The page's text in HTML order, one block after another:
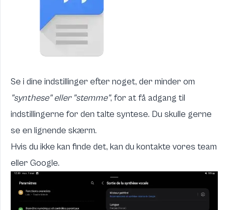
Se i dine indstillinger efter noget, der minder om
"synthese" eller "stemme", for at få adgang til
indstillingerne for den talte syntese. Du skulle gerne
se en lignende skærm.
Hvis du ikke kan finde det, kan du kontakte vores team
eller Google.